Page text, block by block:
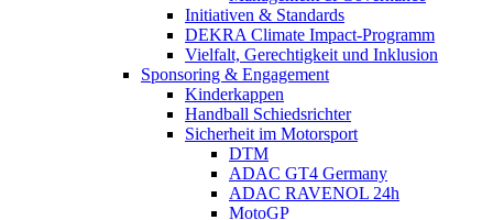
Initiativen & Standards
DEKRA Climate Impact-Programm
Vielfalt, Gerechtigkeit und Inklusion​
Sponsoring & Engagement
Kinderkappen
Handball Schiedsrichter
Sicherheit im Motorsport
DTM
ADAC GT4 Germany
ADAC RAVENOL 24h
MotoGP